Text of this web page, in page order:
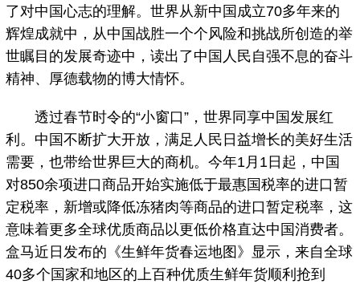
了对中国心志的理解。世界从新中国成立70多年来的
辉煌成就中，从中国战胜一个个风险和挑战所创造的举
世瞩目的发展奇迹中，读出了中国人民自强不息的奋斗
精神、厚德载物的博大情怀。
透过春节时令的“小窗口”，世界同享中国发展红
利。中国不断扩大开放，满足人民日益增长的美好生活
需要，也带给世界巨大的商机。今年1月1日起，中国
对850余项进口商品开始实施低于最惠国税率的进口暂
定税率，新增或降低冻猪肉等商品的进口暂定税率，这
意味着更多全球优质商品以更低价格直达中国消费者。
盒马近日发布的《生鲜年货春运地图》显示，来自全球
40多个国家和地区的上百种优质生鲜年货顺利抢到